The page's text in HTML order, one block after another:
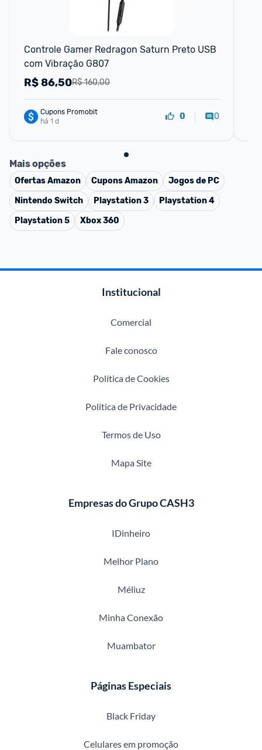
Controle Gamer Redragon Saturn Preto USB
com Vibração G807
R$ 160,00
R$86,50
Cupons Promobit
há 1 d
0 0
Mais opções
OfertasAmazon CuponsAmazon
Jogos de PC
Nintendo Switch
Playstation 3
Playstation 4
Playstation 5
Xbox 360
Institucional
Comercial
Fale conosco
Política de Cookies
Política de Privacidade
Termos de Uso
Mapa Site
Empresas do Grupo CASH3
IDinheiro
Melhor Plano
Méliuz
Minha Conexão
Muambator
Páginas Especiais
Black Friday
Celulares em promoção